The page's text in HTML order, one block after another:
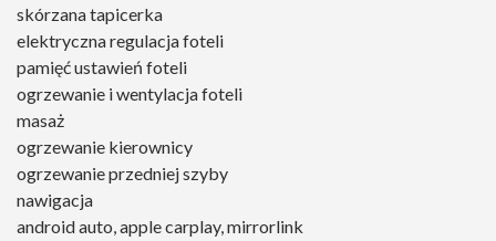
skórzana tapicerka
elektryczna regulacja foteli
pamięć ustawień foteli
ogrzewanie i wentylacja foteli
masaż
ogrzewanie kierownicy
ogrzewanie przedniej szyby
nawigacja
android auto, apple carplay, mirrorlink